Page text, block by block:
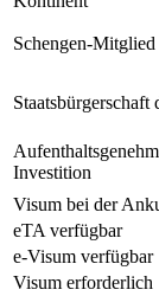
Schengen-Mitglied
Investition
Visum bei der
eTA verfügbar
e-Visum verfügbar
Visum erforderlich